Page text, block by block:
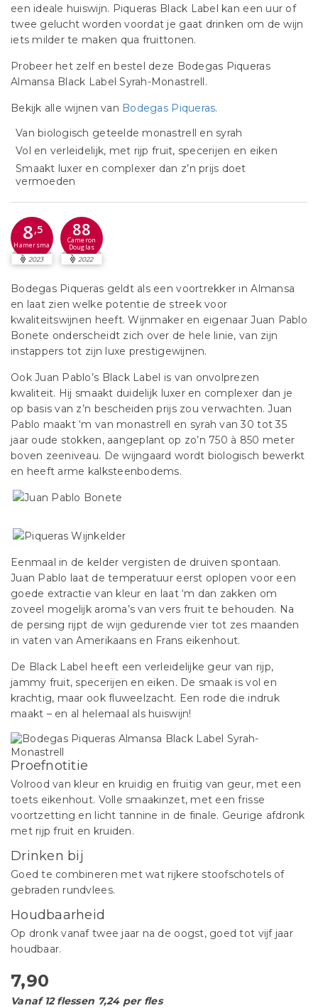
een ideale huiswijn. Piqueras Black Label kan een uur of
twee gelucht worden voordat je gaat drinken om de wijn
iets milder te maken qua fruittonen.
Probeer het zelf en bestel deze Bodegas Piqueras
Almansa Black Label Syrah-Monastrell.
Bekijk alle wijnen van Bodegas Piqueras.
Van biologisch geteelde monastrell en syrah
Vol en verleidelijk, met rijp fruit, specerijen en eiken
Smaakt luxer en complexer dan z’n prijs doet
vermoeden
8,5
Hamersma
2023
88
Cameron
Douglas
2022
Bodegas Piqueras geldt als een voortrekker in Almansa
en laat zien welke potentie de streek voor
kwaliteitswijnen heeft. Wijnmaker en eigenaar Juan Pablo
Bonete onderscheidt zich over de hele linie, van zijn
instappers tot zijn luxe prestigewijnen.
Ook Juan Pablo’s Black Label is van onvolprezen
kwaliteit. Hij smaakt duidelijk luxer en complexer dan je
op basis van z’n bescheiden prijs zou verwachten. Juan
Pablo maakt ‘m van monastrell en syrah van 30 tot 35
jaar oude stokken, aangeplant op zo’n 750 à 850 meter
boven zeeniveau. De wijngaard wordt biologisch bewerkt
en heeft arme kalksteenbodems.
Eenmaal in de kelder vergisten de druiven spontaan.
Juan Pablo laat de temperatuur eerst oplopen voor een
goede extractie van kleur en laat ‘m dan zakken om
zoveel mogelijk aroma’s van vers fruit te behouden. Na
de persing rijpt de wijn gedurende vier tot zes maanden
in vaten van Amerikaans en Frans eikenhout.
De Black Label heeft een verleidelijke geur van rijp,
jammy fruit, specerijen en eiken. De smaak is vol en
krachtig, maar ook fluweelzacht. Een rode die indruk
maakt – en al helemaal als huiswijn!
Proefnotitie
Volrood van kleur en kruidig en fruitig van geur, met een
toets eikenhout. Volle smaakinzet, met een frisse
voortzetting en licht tannine in de finale. Geurige afdronk
met rijp fruit en kruiden.
Drinken bij
Goed te combineren met wat rijkere stoofschotels of
gebraden rundvlees.
Houdbaarheid
Op dronk vanaf twee jaar na de oogst, goed tot vijf jaar
houdbaar.
7,90
Vanaf 12 flessen 7,24 per fles